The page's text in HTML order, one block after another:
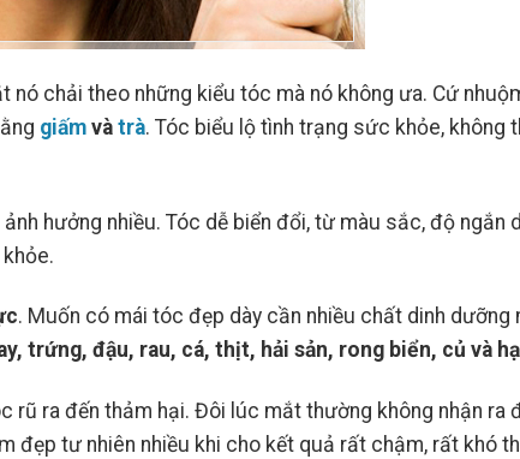
nó chải theo những kiểu tóc mà nó không ưa. Cứ
giấm và trà. Tóc biểu lộ tình trạng sức khỏe, không
hưởng nhiều. Tóc dễ biển đổi, từ màu sắc, độ ngắn
. Muốn có mái tóc đẹp dày cần nhiều chất dinh dưỡng
trứng, đậu, rau, cá, thịt, hải sản, rong biển, củ và
rũ ra đến thảm hại. Đôi lúc mắt thường không nhận ra
đẹp tư nhiên nhiều khi cho kết quả rất chậm, rất khó